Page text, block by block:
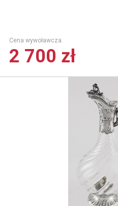
Cena wywoławcza.
2 700 zł